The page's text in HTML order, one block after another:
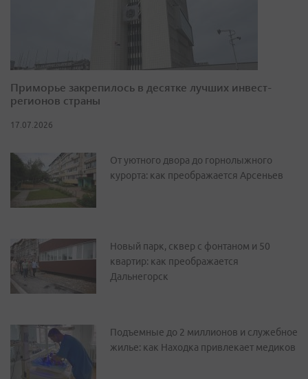
Приморье закрепилось в десятке лучших инвест-
регионов страны
17.07.2026
От уютного двора до горнолыжного
курорта: как преображается Арсеньев
Новый парк, сквер с фонтаном и 50
квартир: как преображается
Дальнегорск
Подъемные до 2 миллионов и служебное
жилье: как Находка привлекает медиков